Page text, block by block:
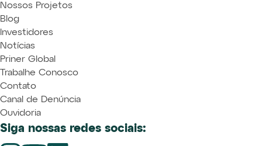
Nossos Projetos
Blog
Investidores
Notícias
Priner Global
Trabalhe Conosco
Contato
Canal de Denúncia
Ouvidoria
Siga nossas redes sociais: